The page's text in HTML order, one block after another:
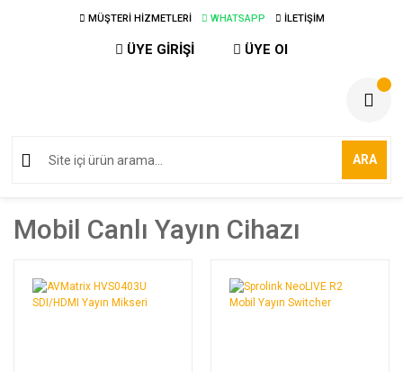
MÜŞTERİ HİZMETLERİ WHATSAPP İLETİŞİM
ÜYE GİRİŞİ ÜYE Ol
ARA
Mobil Canlı Yayın Cihazı